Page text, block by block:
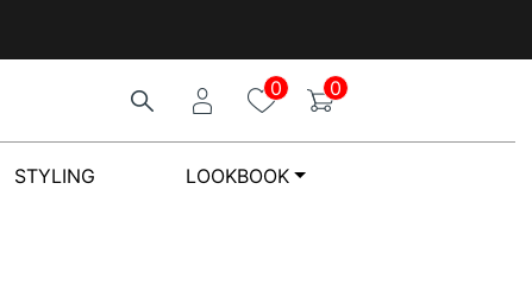
0 0
STYLING LOOKBOOK